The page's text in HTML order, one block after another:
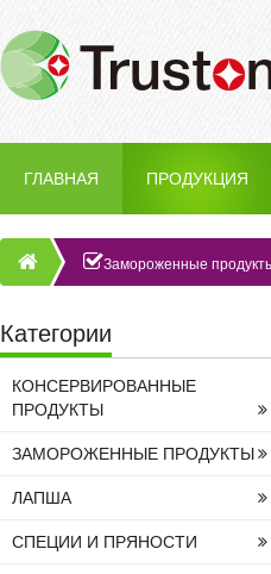
ГЛАВНАЯ ПРОДУКЦИЯ
Замороженные
Категории
КОНСЕРВИРОВАННЫЕ
ПРОДУКТЫ
ЗАМОРОЖЕННЫЕ ПРОДУКТЫ
ЛАПША
СПЕЦИИ И ПРЯНОСТИ